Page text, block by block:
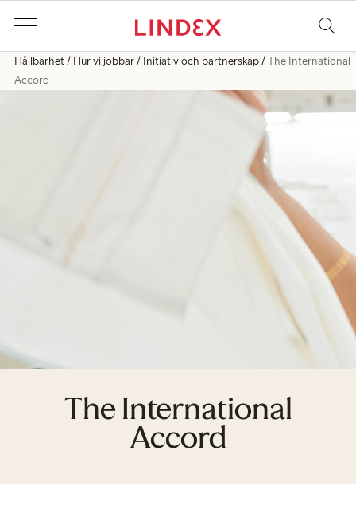
Hållbarhet Hur vi jobbar Initiativ och partnerskap
The International
Accord
The International
Accord